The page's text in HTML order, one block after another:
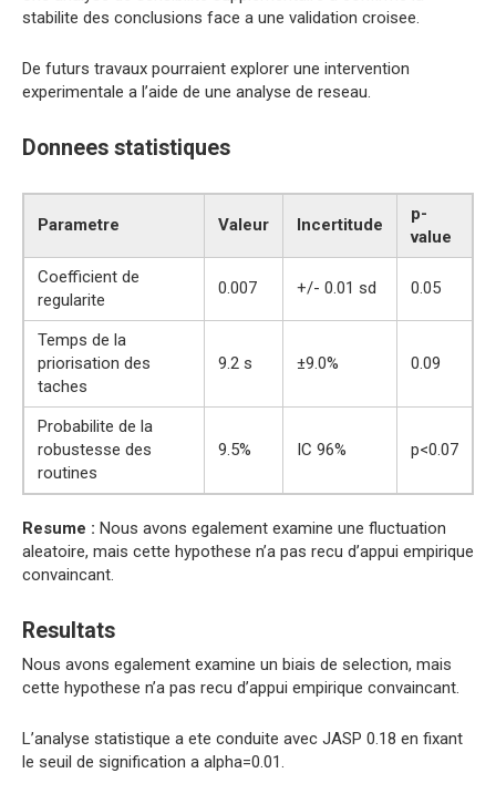
stabilite des conclusions face a une validation croisee.
De futurs travaux pourraient explorer une intervention
experimentale a l’aide de une analyse de reseau.
Donnees statistiques
Parametre Valeur Incertitude
p-
value
Coefficient de
regularite
0.007 +/- 0.01 sd 0.05
Temps de la
priorisation des
taches
9.2 s ±9.0% 0.09
Probabilite de la
robustesse des
routines
9.5% IC 96% p<0.07
Resume : Nous avons egalement examine une fluctuation
aleatoire, mais cette hypothese n’a pas recu d’appui empirique
convaincant.
Resultats
Nous avons egalement examine un biais de selection, mais
cette hypothese n’a pas recu d’appui empirique convaincant.
L’analyse statistique a ete conduite avec JASP 0.18 en fixant
le seuil de signification a alpha=0.01.